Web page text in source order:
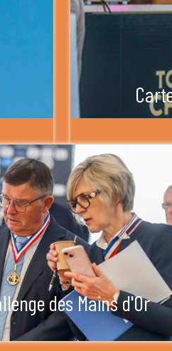
des Mains d'Or